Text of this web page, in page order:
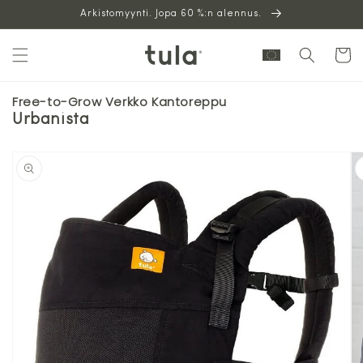
sisältöön
Arkistomyynti. Jopa 60 %:n alennus.
Free-to-Grow Verkko Kantoreppu
Urbanista
tuotetietoihin